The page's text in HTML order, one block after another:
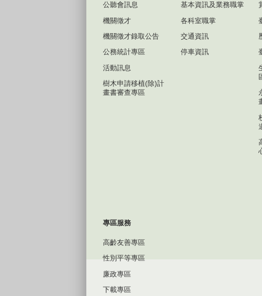
公聽會訊息
機關徵才
機關徵才錄取公告
公務統計專區
活動訊息
樹木申請移植(除)計
畫書審查專區
基本資訊及業務職掌
各科室職掌
交通資訊
停車資訊
專區服務
高齡友善專區
性別平等專區
廉政專區
下載專區